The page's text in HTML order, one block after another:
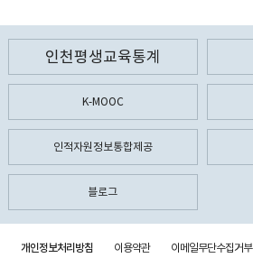
인천평생교육통계
K-MOOC
인적자원정보통합제공
블로그
개인정보처리방침 이용약관 이메일무단수집거부